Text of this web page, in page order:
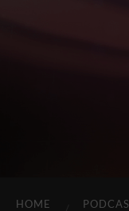
HOME